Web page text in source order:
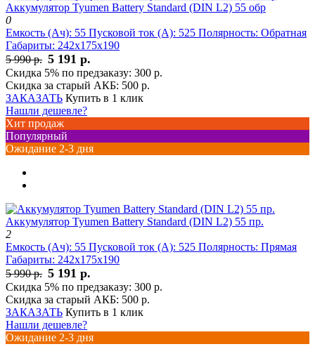
Аккумулятор Tyumen Battery Standard (DIN L2) 55 обр
0
Емкость (Ач): 55 Пусковой ток (А): 525 Полярность: Обратная
Габариты: 242x175x190
5 990 р. 5 191 р.
Скидка 5% по предзаказу: 300 р.
Скидка за старый АКБ: 500 р.
ЗАКАЗАТЬ Купить в 1 клик
Нашли дешевле?
Хит продаж
Популярный
Ожидание 2-3 дня
Аккумулятор Tyumen Battery Standard (DIN L2) 55 пр.
2
Емкость (Ач): 55 Пусковой ток (А): 525 Полярность: Прямая
Габариты: 242x175x190
5 990 р. 5 191 р.
Скидка 5% по предзаказу: 300 р.
Скидка за старый АКБ: 500 р.
ЗАКАЗАТЬ Купить в 1 клик
Нашли дешевле?
Ожидание 2-3 дня